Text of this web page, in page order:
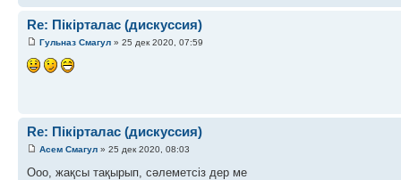
Re: Пікірталас (дискуссия)
Гульназ Смагул » 25 дек 2020, 07:59
Re: Пікірталас (дискуссия)
Асем Смагул » 25 дек 2020, 08:03
Ооо, жақсы тақырып, сәлеметсіз дер ме